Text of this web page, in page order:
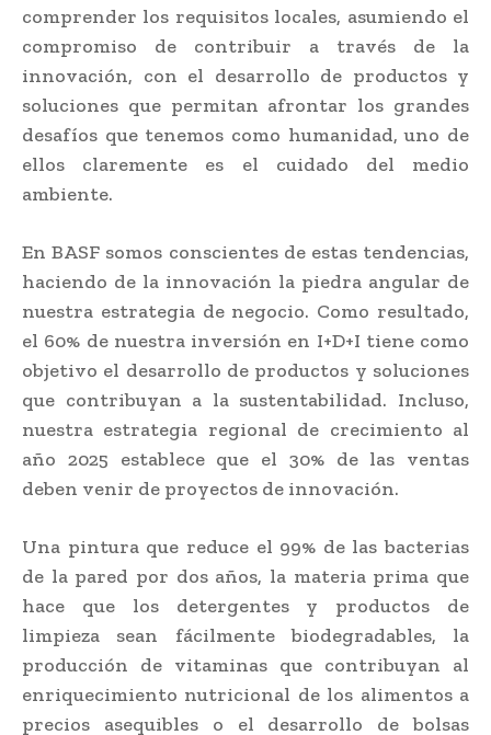
comprender los requisitos locales, asumiendo el
compromiso de contribuir a través de la
innovación, con el desarrollo de productos y
soluciones que permitan afrontar los grandes
desafíos que tenemos como humanidad, uno de
ellos claremente es el cuidado del medio
ambiente.
En BASF somos conscientes de estas tendencias,
haciendo de la innovación la piedra angular de
nuestra estrategia de negocio. Como resultado,
el 60% de nuestra inversión en I+D+I tiene como
objetivo el desarrollo de productos y soluciones
que contribuyan a la sustentabilidad. Incluso,
nuestra estrategia regional de crecimiento al
año 2025 establece que el 30% de las ventas
deben venir de proyectos de innovación.
Una pintura que reduce el 99% de las bacterias
de la pared por dos años, la materia prima que
hace que los detergentes y productos de
limpieza sean fácilmente biodegradables, la
producción de vitaminas que contribuyan al
enriquecimiento nutricional de los alimentos a
precios asequibles o el desarrollo de bolsas